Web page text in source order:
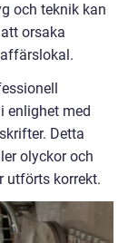
och teknik kan
orsaka
enlighet med
Detta
olyckor och
utförts korrekt.